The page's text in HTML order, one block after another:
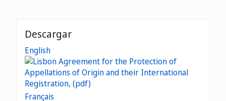
Descargar
English
Français